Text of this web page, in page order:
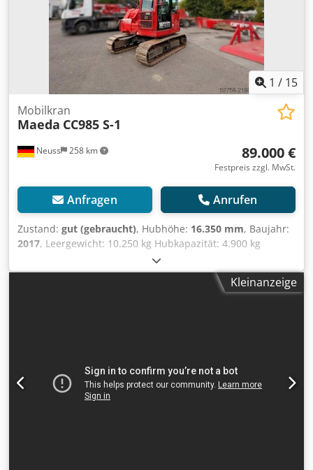
Dokumentation
1 / 15
Neuss 258 km
Mobilkran
Maeda CC985 S-1
89.000 €
Festpreis zzgl. MwSt.
Anfragen Anrufen
Zustand: gut (gebraucht), Hubhöhe: 16.350 mm, Baujahr:
2017, Leergewicht: 10.250 kg Hubkapazität: 4.900 kg
Chodpfxjy T Incs Agqea CE-Kennzeichnung: ja Technischer
Zustand: gut Optischer Zustand: gut Lieferbedingungen:
EXW Produktionsland: JP Wenden Sie sich an Christian
Steigfähigkeit: 22 % Bodenfreiheit: 0,13 m Antriebsart:
Diesel Gesamtabmessungen LxBxH: 5,02 x 2,36 x 2,80 m
Eigengewicht: 10.250 kg Besonderheiten: Minikran,
Kleinanzeige